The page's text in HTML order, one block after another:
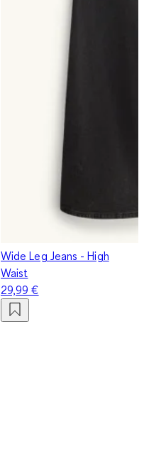
Wide Leg Jeans - High
Waist
29,99 €